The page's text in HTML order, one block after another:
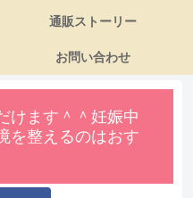
通販ストーリー
お問い合わせ
けます＾＾妊娠中
を整えるのはおす